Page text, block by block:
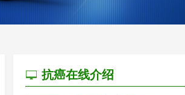
抗癌在线介绍